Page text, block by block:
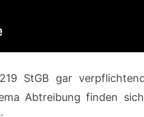
StGB gar
Abtreibung finden